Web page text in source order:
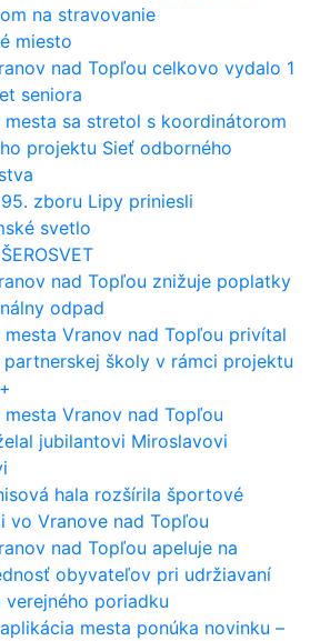
na stravovanie
miesto
nad Topľou celkovo vydalo 1
seniora
mesta sa stretol s koordinátorom
projektu Sieť odborného
zboru Lipy priniesli
svetlo
nad Topľou znižuje poplatky
odpad
mesta Vranov nad Topľou privítal
školy v rámci projektu
mesta Vranov nad Topľou
jubilantovi Miroslavovi
hala rozšírila športové
vo Vranove nad Topľou
nad Topľou apeluje na
obyvateľov pri udržiavaní
poriadku
mesta ponúka novinku –